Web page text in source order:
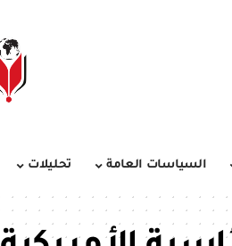
السياسات العامة تحليلات